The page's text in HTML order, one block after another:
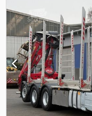
,
Verfügung auf unserem
Golec Nutzfahrzeuge
Russisch) Codewr
(Polnisch, Russisch,
Interne Nummer:
* Anzahlung: 10% *
3.400,55 ¤ Restwert:
Ihnen zusagt oder dieses
wollen, kontaktieren Sie
Ihren Anruf Irrtümer